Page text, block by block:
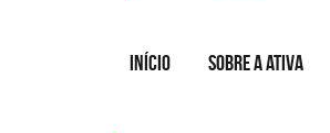
INÍCIO SOBRE A ATIVA